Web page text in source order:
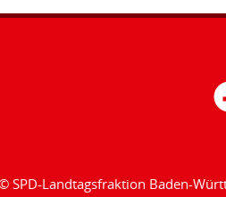
SPD-Landtagsfraktion Baden-